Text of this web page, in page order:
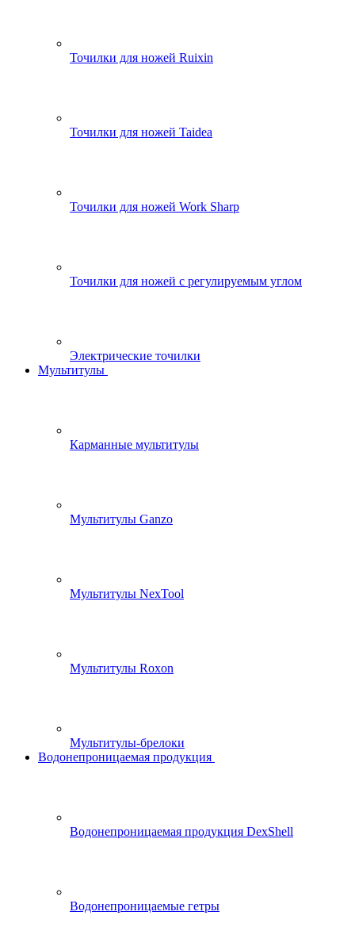
Точилки для ножей Ruixin
Точилки для ножей Taidea
Точилки для ножей Work Sharp
Точилки для ножей с регулируемым углом
Электрические точилки
Мультитулы
Карманные мультитулы
Мультитулы Ganzo
Мультитулы NexTool
Мультитулы Roxon
Мультитулы-брелоки
Водонепроницаемая продукция
Водонепроницаемая продукция DexShell
Водонепроницаемые гетры